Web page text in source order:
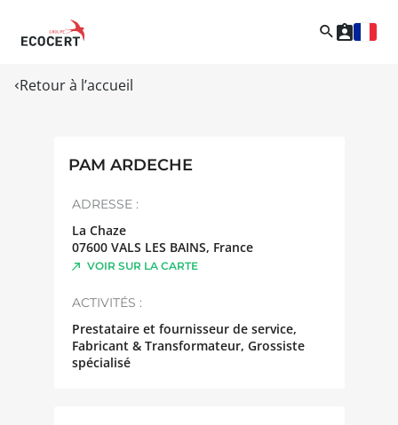
Retour à l’accueil
PAM ARDECHE
ADRESSE :
La Chaze
07600 VALS LES BAINS, France
VOIR SUR LA CARTE
ACTIVITÉS :
Prestataire et fournisseur de service,
Fabricant & Transformateur, Grossiste
spécialisé